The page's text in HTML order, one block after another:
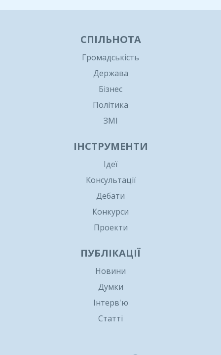
СПІЛЬНОТА
Громадськість
Держава
Бізнес
Політика
ЗМІ
ІНСТРУМЕНТИ
Ідеї
Консультації
Дебати
Конкурси
Проекти
ПУБЛІКАЦІЇ
Новини
Думки
Інтерв'ю
Статті